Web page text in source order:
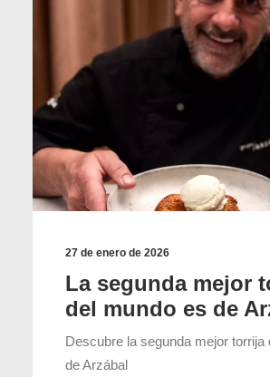
27 de enero de 2026
La segunda mejor
del mundo es de
Descubre la segunda mejor torrija
de Arzábal